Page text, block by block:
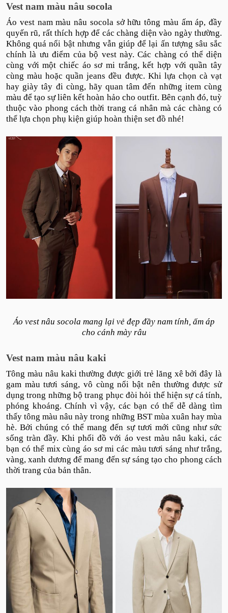
Vest nam màu nâu socola
Áo vest nam màu nâu socola sở hữu tông màu ấm áp, đầy
quyến rũ, rất thích hợp để các chàng diện vào ngày thường.
Không quá nổi bật nhưng vẫn giúp để lại ấn tượng sâu sắc
chính là ưu điểm của bộ vest này. Các chàng có thể diện
cùng với một chiếc áo sơ mi trắng, kết hợp với quần tây
cùng màu hoặc quần jeans đều được. Khi lựa chọn cà vạt
hay giày tây đi cùng, hãy quan tâm đến những item cùng
màu để tạo sự liên kết hoàn hảo cho outfit. Bên cạnh đó, tuỳ
thuộc vào phong cách thời trang cá nhân mà các chàng có
thể lựa chọn phụ kiện giúp hoàn thiện set đồ nhé!
Áo vest nâu socola mang lại vẻ đẹp đầy nam tính, ấm áp
cho cánh mày râu
Vest nam màu nâu kaki
Tông màu nâu kaki thường được giới trẻ lăng xê bởi đây là
gam màu tươi sáng, vô cùng nổi bật nên thường được sử
dụng trong những bộ trang phục đòi hỏi thể hiện sự cá tính,
phóng khoáng. Chính vì vậy, các bạn có thể dễ dàng tìm
thấy tông màu nâu này trong những BST mùa xuân hay mùa
hè. Bởi chúng có thể mang đến sự tươi mới cũng như sức
sống tràn đầy. Khi phối đồ với áo vest màu nâu kaki, các
bạn có thể mix cùng áo sơ mi các màu tươi sáng như trắng,
vàng, xanh dương để mang đến sự sáng tạo cho phong cách
thời trang của bản thân.